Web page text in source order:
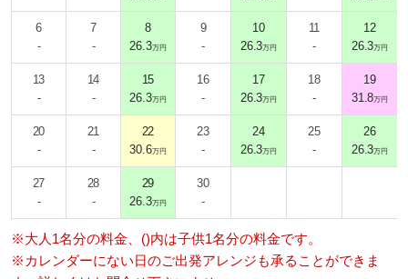
6
-
7
-
8
26.3万円
9
-
10
26.3万円
11
-
12
26.3万円
13
-
14
-
15
26.3万円
16
-
17
26.3万円
18
-
19
31.8万円
20
-
21
-
22
30.6万円
23
-
24
26.3万円
25
-
26
26.3万円
27
-
28
-
29
26.3万円
30
-
※大人1名分の料金、()内は子供1名分の料金です。
※カレンダーにない日のご出発アレンジも承ることができま